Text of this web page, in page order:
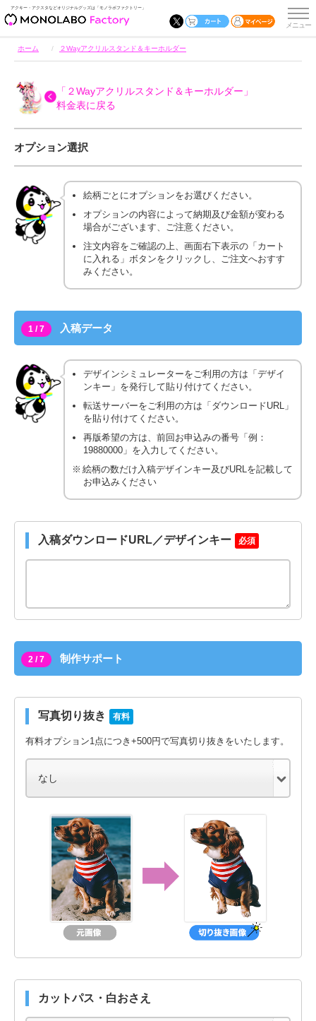
アクキー・アクスタなどオリジナルグッズは「モノラボファクトリー」
ホーム ２Wayアクリルスタンド＆キーホルダー
「２Wayアクリルスタンド＆キーホルダー」
料金表に戻る
オプション選択
絵柄ごとにオプションをお選びください。
オプションの内容によって納期及び金額が変わる
場合がございます、ご注意ください。
注文内容をご確認の上、画面右下表示の「カート
に入れる」ボタンをクリックし、ご注文へおすす
みください。
1 / 7 入稿データ
デザインシミュレーターをご利用の方は「デザイ
ンキー」を発行して貼り付けてください。
転送サーバーをご利用の方は「ダウンロードURL」
を貼り付けてください。
再版希望の方は、前回お申込みの番号「例：
19880000」を入力してください。
絵柄の数だけ入稿デザインキー及びURLを記載して
お申込みください
入稿ダウンロードURL／デザインキー 必須
2 / 7 制作サポート
写真切り抜き 有料
有料オプション1点につき+500円で写真切り抜きをいたします。
カットパス・白おさえ